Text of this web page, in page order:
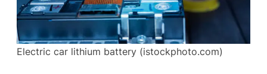
Electric car lithium battery (istockphoto.com)